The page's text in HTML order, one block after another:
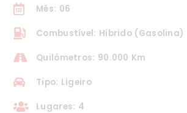
Mês: 06
Combustível: Híbrido (Gasolina)
Quilómetros: 90.000 Km
Tipo: Ligeiro
Lugares: 4